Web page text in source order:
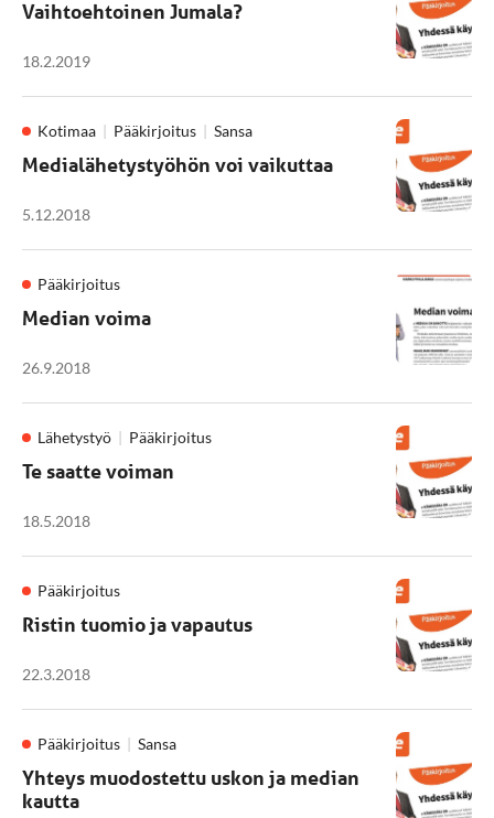
Vaihtoehtoinen Jumala?
18.2.2019
Kotimaa Pääkirjoitus Sansa
Medialähetystyöhön voi vaikuttaa
5.12.2018
Pääkirjoitus
Median voima
26.9.2018
Lähetystyö Pääkirjoitus
Te saatte voiman
18.5.2018
Pääkirjoitus
Ristin tuomio ja vapautus
22.3.2018
Pääkirjoitus Sansa
Yhteys muodostettu uskon ja median
kautta